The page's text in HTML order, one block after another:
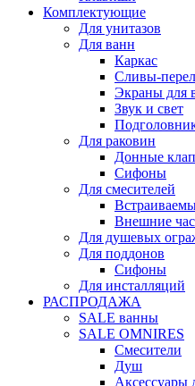
Комплектующие
Для унитазов
Для ванн
Каркас
Сливы-
Экраны для
Звук и свет
Для раковин
Донные
Сифоны
Для смесителей
Внешние
Для душевых
Для поддонов
Сифоны
Для инсталляций
РАСПРОДАЖА
SALE ванны
SALE OMNIRES
Смесители
Душ
Аксессуары